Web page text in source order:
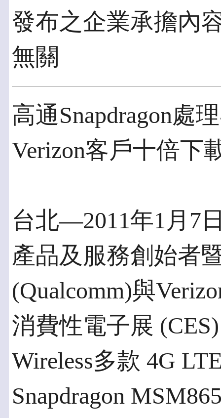
發布之企業承擔內
無關
高通Snapdragon處
Verizon客戶十倍下
台北—2011年1月7
產品及服務創始者
(Qualcomm)與
消費性電子展
Wireless多款 4G
Snapdragon